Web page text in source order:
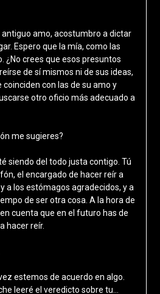
antiguo amo, acostumbro a dictar
Espero que la mía, como las
¿No crees que esos presuntos
de sí mismos ni de sus ideas,
con las de su amo y
otro oficio más adecuado a
me sugieres?
siendo del todo justa contigo. Tú
el encargado de hacer reír a
a los estómagos agradecidos, y a
de ser otra cosa. A la hora de
cuenta que en el futuro has de
hacer reír.
estemos de acuerdo en algo.
leeré el veredicto sobre tu…